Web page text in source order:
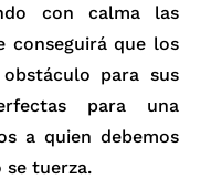
con calma las
conseguirá que los
para sus
para una
a quien debemos
tuerza.